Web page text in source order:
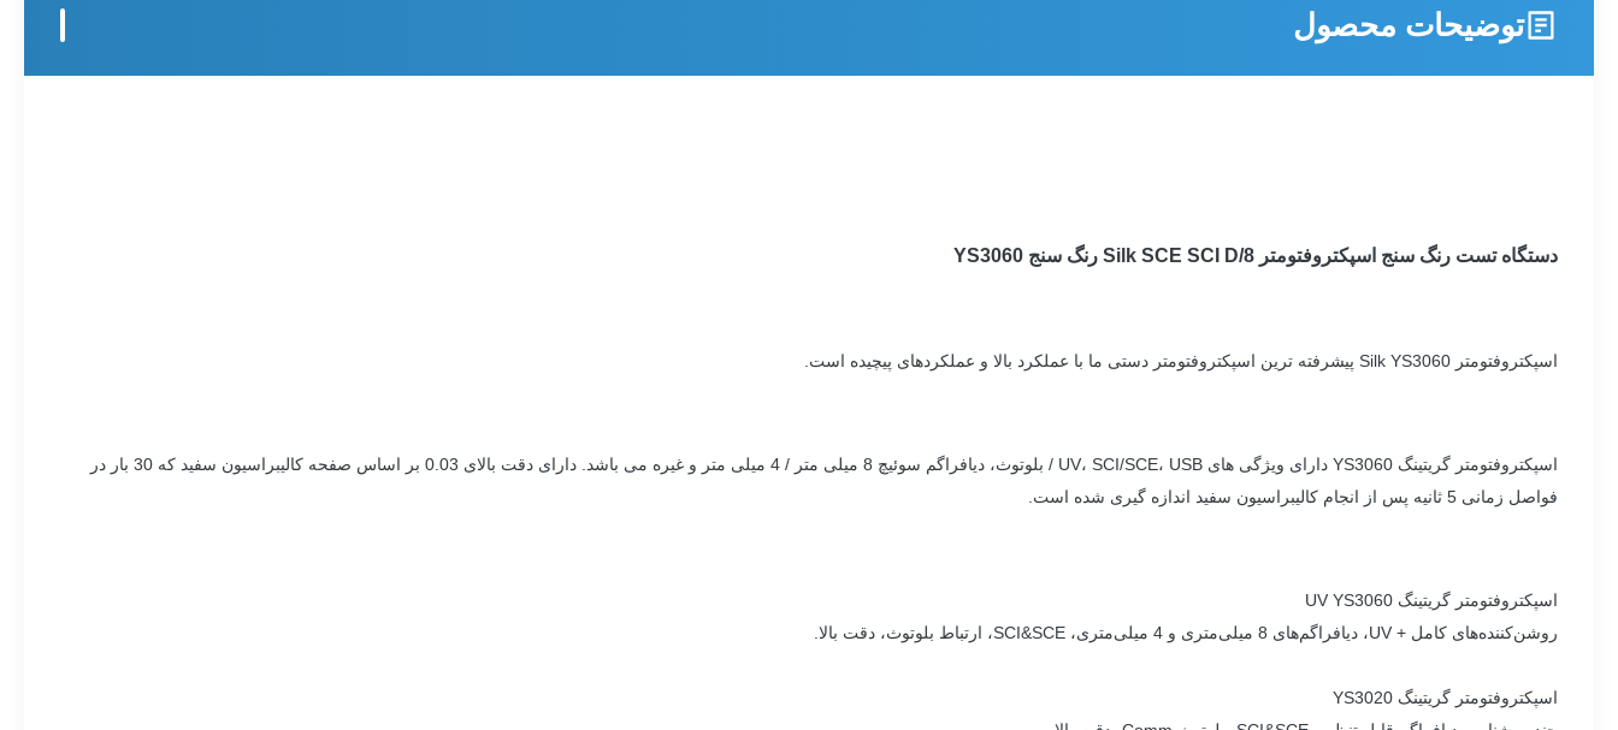
توضیحات محصول
دستگاه تست رنگ سنج اسپکتروفتومتر Silk SCE SCI D/8 رنگ سنج YS3060
اسپکتروفتومتر Silk YS3060 پیشرفته ترین اسپکتروفتومتر دستی ما با عملکرد بالا و عملکردهای پیچیده است.
اسپکتروفتومتر گریتینگ YS3060 دارای ویژگی های UV، SCI/SCE، USB / بلوتوث، دیافراگم سوئیچ 8 میلی متر / 4 میلی متر و غیره می باشد. دارای دقت بالای 0.03 بر اساس صفحه کالیبراسیون سفید که 30 بار در
فواصل زمانی 5 ثانیه پس از انجام کالیبراسیون سفید اندازه گیری شده است.
اسپکتروفتومتر گریتینگ UV YS3060
روشن‌کننده‌های کامل + UV، دیافراگم‌های 8 میلی‌متری و 4 میلی‌متری، SCI&SCE، ارتباط بلوتوث، دقت بالا.
اسپکتروفتومتر گریتینگ YS3020